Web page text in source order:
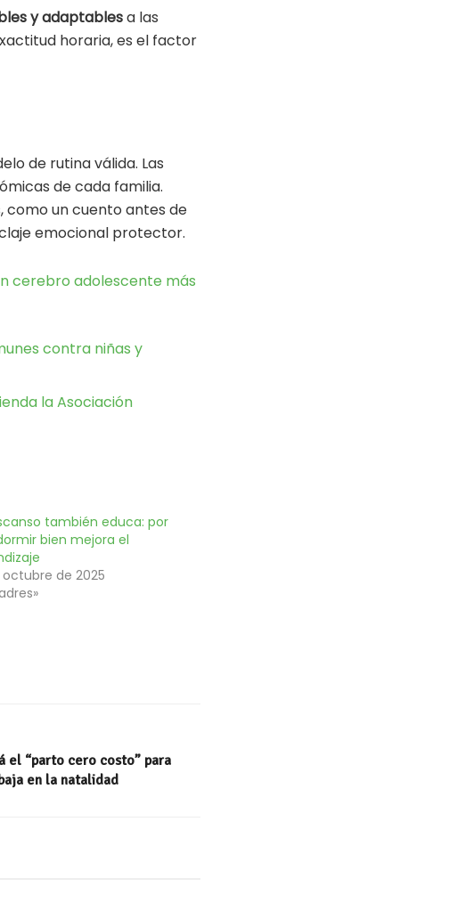
y adaptablesa las
horaria, es el factor
de rutina válida. Las
de cada familia.
como un cuento antes de
emocional protector.
cerebro adolescente más
contra niñas y
la Asociación
también educa: por
bien mejora el
octubre de 2025
el “parto cero costo” para
en la natalidad